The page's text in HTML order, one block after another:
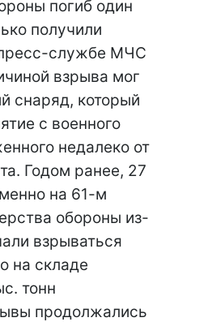
погиб один
получили
службе МЧС
взрыва мог
снаряд, который
с военного
недалеко от
Годом ранее, 27
на 61-м
обороны из-
взрываться
на складе
тонн
продолжались